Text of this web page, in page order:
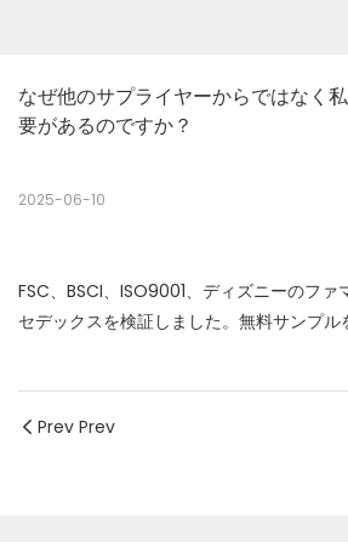
なぜ他のサプライヤーからではなく
要があるのですか？
2025-06-10
FSC、BSCI、ISO9001、ディズニーのファ
セデックスを検証しました。無料サンプル
Prev Prev